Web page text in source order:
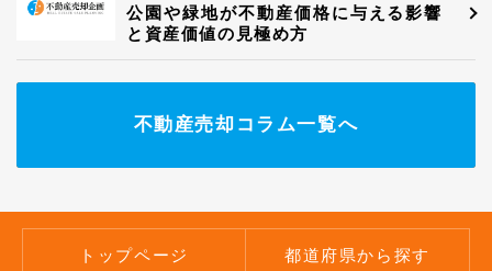
公園や緑地が不動産価格に与える影響
と資産価値の見極め方
不動産売却コラム一覧へ
トップページ 都道府県から探す